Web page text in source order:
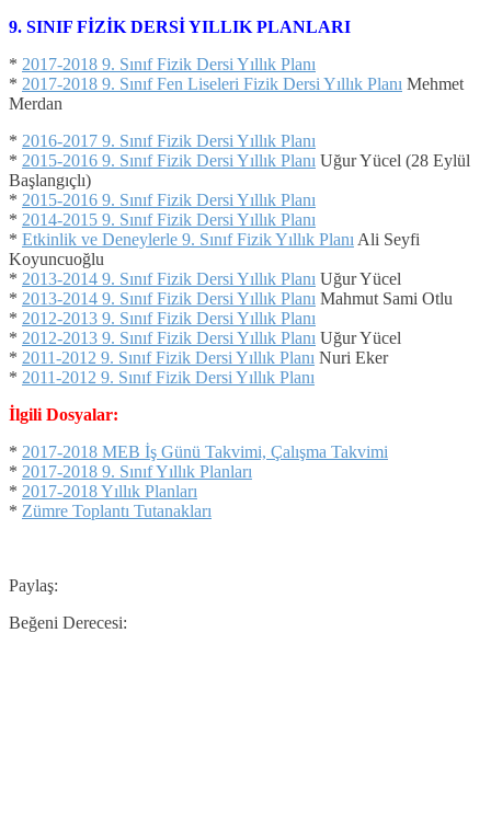
9. SINIF FİZİK DERSİ YILLIK PLANLARI
* 2017-2018 9. Sınıf Fizik Dersi Yıllık Planı
* 2017-2018 9. Sınıf Fen Liseleri Fizik Dersi Yıllık Planı Mehmet
Merdan
* 2016-2017 9. Sınıf Fizik Dersi Yıllık Planı
* 2015-2016 9. Sınıf Fizik Dersi Yıllık Planı Uğur Yücel (28 Eylül
Başlangıçlı)
* 2015-2016 9. Sınıf Fizik Dersi Yıllık Planı
* 2014-2015 9. Sınıf Fizik Dersi Yıllık Planı
* Etkinlik ve Deneylerle 9. Sınıf Fizik Yıllık Planı Ali Seyfi
Koyuncuoğlu
* 2013-2014 9. Sınıf Fizik Dersi Yıllık Planı Uğur Yücel
* 2013-2014 9. Sınıf Fizik Dersi Yıllık Planı Mahmut Sami Otlu
* 2012-2013 9. Sınıf Fizik Dersi Yıllık Planı
* 2012-2013 9. Sınıf Fizik Dersi Yıllık Planı Uğur Yücel
* 2011-2012 9. Sınıf Fizik Dersi Yıllık Planı Nuri Eker
* 2011-2012 9. Sınıf Fizik Dersi Yıllık Planı
İlgili Dosyalar:
* 2017-2018 MEB İş Günü Takvimi, Çalışma Takvimi
* 2017-2018 9. Sınıf Yıllık Planları
* 2017-2018 Yıllık Planları
* Zümre Toplantı Tutanakları
Paylaş:
Beğeni Derecesi: